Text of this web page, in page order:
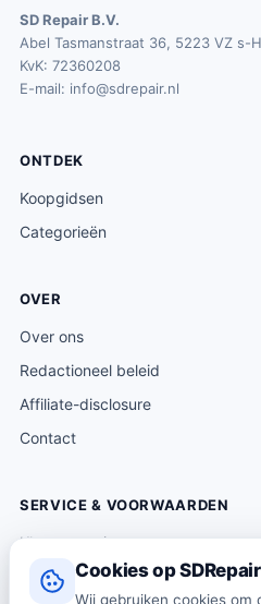
Cookies op SDRepair
Wij gebruiken cookies
SD Repair B.V.
Abel Tasmanstraat 36, 5223 VZ s-
KvK: 72360208
E-mail: info@sdrepair.nl
ONTDEK
Koopgidsen
Categorieën
OVER
Over ons
Redactioneel beleid
Affiliate-disclosure
Contact
SERVICE & VOORWAARDEN
Klantenservice
Verzending & levering